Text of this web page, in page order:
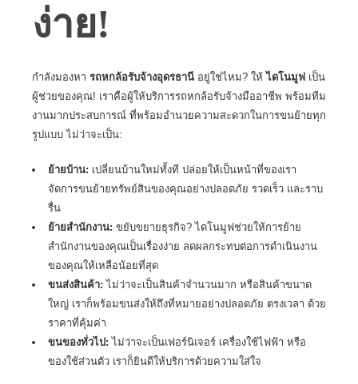
ง่าย!
กำลังมองหา รถหกล้อรับจ้างอุดรธานี อยู่ใช่ไหม? ให้ไดโนมูฟ เป็น
ผู้ช่วยของคุณ! เราคือผู้ให้บริการรถหกล้อรับจ้างมืออาชีพ พร้อมทีม
งานมากประสบการณ์ ที่พร้อมอำนวยความสะดวกในการขนย้ายทุก
รูปแบบ ไม่ว่าจะเป็น:
ย้ายบ้าน: เปลี่ยนบ้านใหม่ทั้งที ปล่อยให้เป็นหน้าที่ของเรา
จัดการขนย้ายทรัพย์สินของคุณอย่างปลอดภัย รวดเร็ว และราบ
รื่น
ย้ายสำนักงาน: ขยับขยายธุรกิจ? ไดโนมูฟช่วยให้การย้าย
สำนักงานของคุณเป็นเรื่องง่าย ลดผลกระทบต่อการดำเนินงาน
ของคุณให้เหลือน้อยที่สุด
ขนส่งสินค้า: ไม่ว่าจะเป็นสินค้าจำนวนมาก หรือสินค้าขนาด
ใหญ่ เราก็พร้อมขนส่งให้ถึงที่หมายอย่างปลอดภัย ตรงเวลา ด้วย
ราคาที่คุ้มค่า
ขนของทั่วไป: ไม่ว่าจะเป็นเฟอร์นิเจอร์ เครื่องใช้ไฟฟ้า หรือ
ของใช้ส่วนตัว เราก็ยินดีให้บริการด้วยความใส่ใจ